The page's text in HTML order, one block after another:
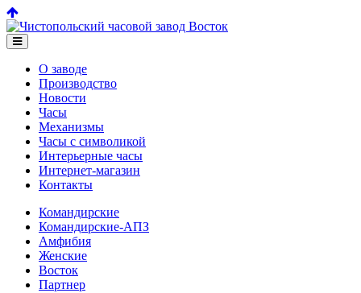
О заводе
Производство
Новости
Часы
Механизмы
Часы с символикой
Интерьерные часы
Интернет-магазин
Контакты
Командирские
Командирские-АПЗ
Амфибия
Женские
Восток
Партнер